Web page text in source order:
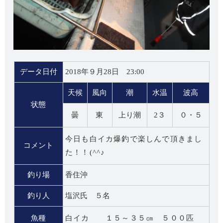
データ日付 2018年９月28日 23:00
状態
天候 風向 潮 水温 波高
曇 東 上り潮 2３ ０・５
コメント
今日も白イカ爆釣で楽しんで頂きまし
た！！(^^♪
釣り場 香住沖
釣り人 塩沢氏 ５名
魚種 白イカ １５～３５㎝ ５００匹